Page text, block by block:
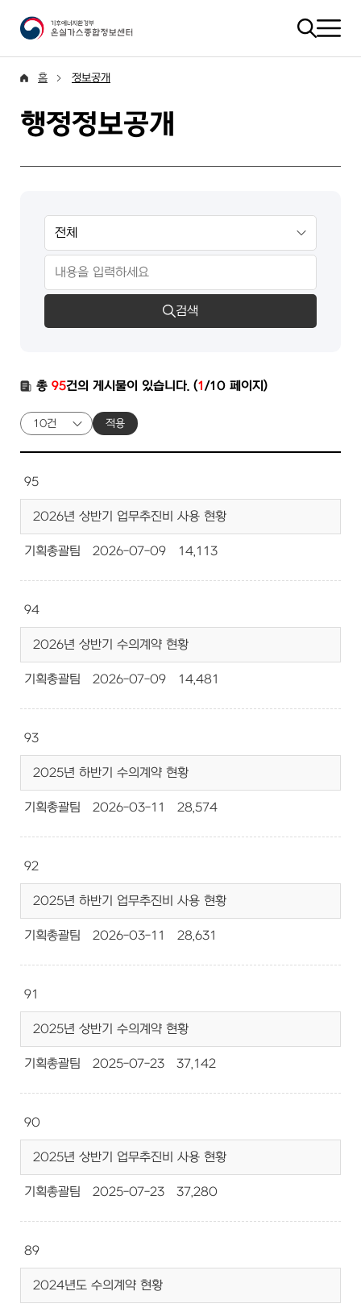
홈 정보공개
행정정보공개
검색
총 95건의 게시물이 있습니다. (1/10 페이지)
적용
95
2026년 상반기 업무추진비 사용 현황
기획총괄팀 2026-07-09 14,113
94
2026년 상반기 수의계약 현황
기획총괄팀 2026-07-09 14,481
93
2025년 하반기 수의계약 현황
기획총괄팀 2026-03-11 28,574
92
2025년 하반기 업무추진비 사용 현황
기획총괄팀 2026-03-11 28,631
91
2025년 상반기 수의계약 현황
기획총괄팀 2025-07-23 37,142
90
2025년 상반기 업무추진비 사용 현황
기획총괄팀 2025-07-23 37,280
89
2024년도 수의계약 현황